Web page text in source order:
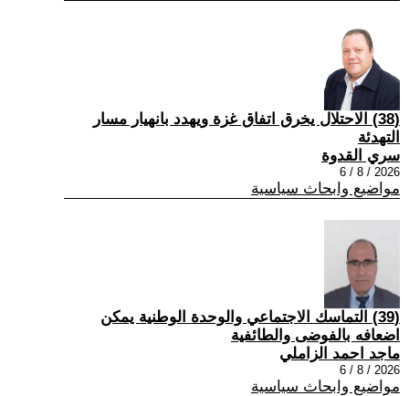
(38) الاحتلال يخرق اتفاق غزة ويهدد بانهيار مسار
التهدئة
سري القدوة
2026 / 8 / 6
مواضيع وابحاث سياسية
(39) التماسك الاجتماعي والوحدة الوطنية يمكن
اضعافه بالفوضى والطائفية
ماجد احمد الزاملي
2026 / 8 / 6
مواضيع وابحاث سياسية